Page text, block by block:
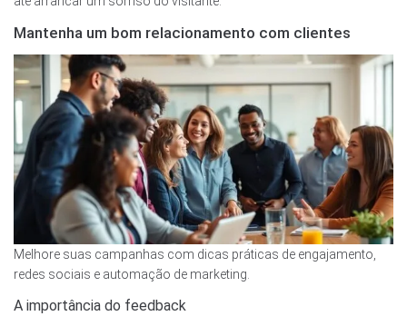
Mantenha um bom relacionamento com clientes
Melhore suas campanhas com dicas práticas de engajamento,
redes sociais e automação de marketing.
A importância do feedback